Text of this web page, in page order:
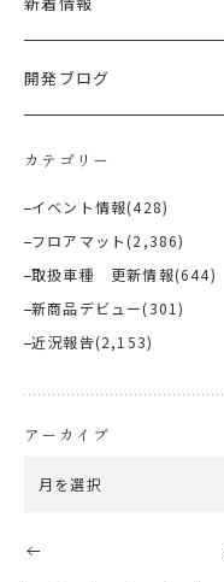
開発ブログ
カテゴリー
イベント情報(428)
フロアマット (2,386)
取扱車種 更新情報(644)
新商品デビュー(301)
近況報告(2,153)
アーカイブ